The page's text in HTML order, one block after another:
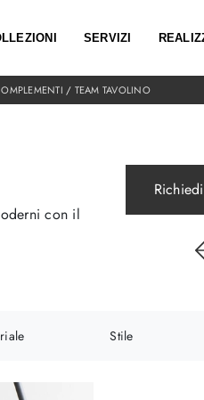
SERVIZI
/ TEAM TAVOLINO
con il
Stile